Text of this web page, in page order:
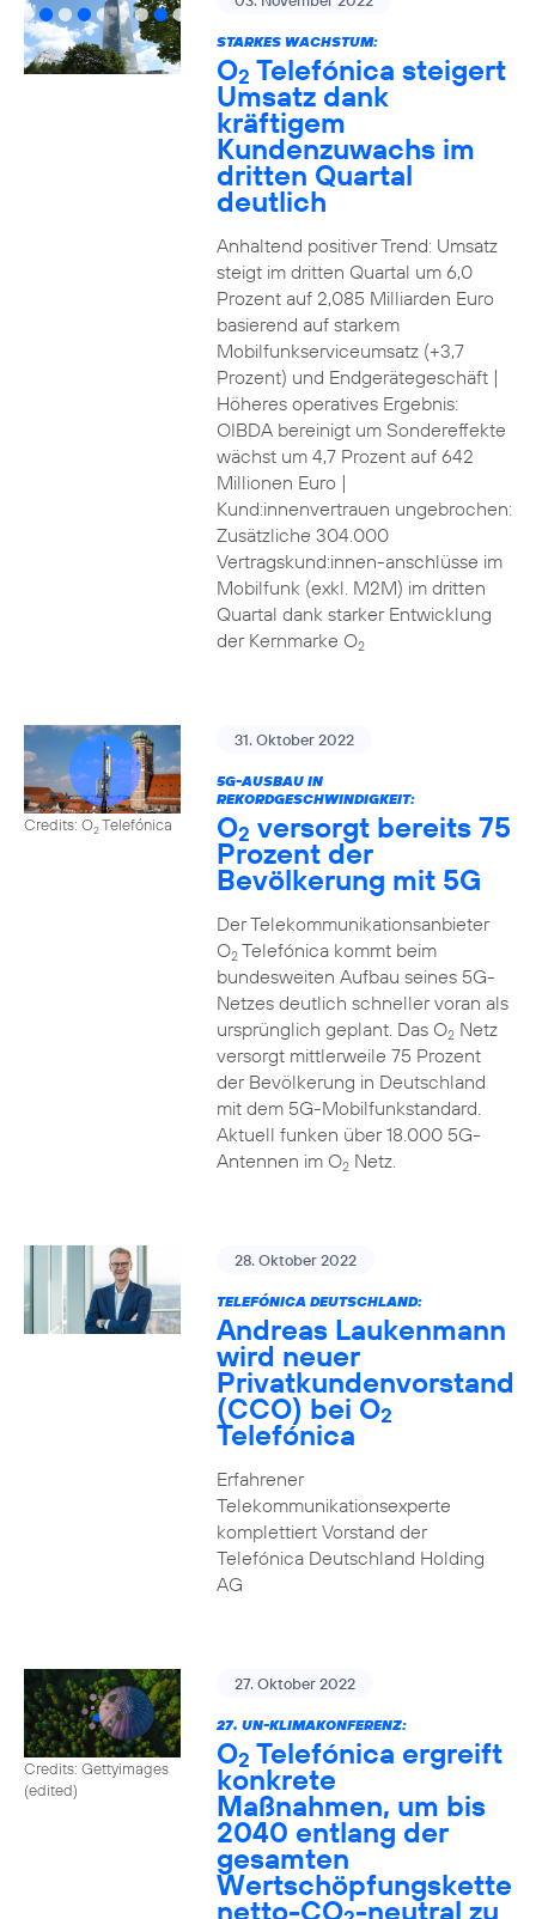
STARKES WACHSTUM:
O2 Telefónica steigert
Umsatz dank
kräftigem
Kundenzuwachs im
dritten Quartal
deutlich
Anhaltend positiver Trend: Umsatz
steigt im dritten Quartal um 6,0
Prozent auf 2,085 Milliarden Euro
basierend auf starkem
Mobilfunkserviceumsatz (+3,7
Prozent) und Endgerätegeschäft |
Höheres operatives Ergebnis:
OIBDA bereinigt um Sondereffekte
wächst um 4,7 Prozent auf 642
Millionen Euro |
Kund:innenvertrauen ungebrochen:
Zusätzliche 304.000
Vertragskund:innen-anschlüsse im
Mobilfunk (exkl. M2M) im dritten
Quartal dank starker Entwicklung
der Kernmarke O2
Credits: O2Telefónica
31. Oktober 2022
5G-AUSBAU IN
REKORDGESCHWINDIGKEIT:
O2 versorgt bereits 75
Prozent der
Bevölkerung mit 5G
Der Telekommunikationsanbieter
O2Telefónica kommt beim
bundesweiten Aufbau seines 5G-
Netzes deutlich schneller voran als
ursprünglich geplant. Das O2Netz
versorgt mittlerweile 75 Prozent
der Bevölkerung in Deutschland
mit dem 5G-Mobilfunkstandard.
Aktuell funken über 18.000 5G-
Antennen im O2Netz.
28. Oktober 2022
TELEFÓNICA DEUTSCHLAND:
Andreas Laukenmann
wird neuer
Privatkundenvorstand
(CCO) bei O2
Telefónica
Erfahrener
Telekommunikationsexperte
komplettiert Vorstand der
Telefónica Deutschland Holding
AG
Credits: Gettyimages
(edited)
27. Oktober 2022
27. UN-KLIMAKONFERENZ:
O2 Telefónica ergreift
konkrete
Maßnahmen, um bis
2040 entlang der
gesamten
Wertschöpfungskette
netto-CO -neutral zu